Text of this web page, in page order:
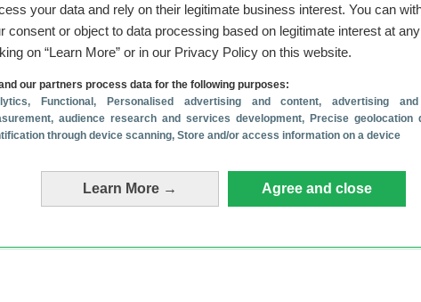
your data and rely on their legitimate business interest. You can
consent or object to data processing based on legitimate interest at
on “Learn More” or in our Privacy Policy on this website.
our partners process data for the following purposes:
, Functional, Personalised advertising and content, advertising
audience research and services development, Precise geolocation
through device scanning, Store and/or access information on a device
Learn More → Agree and close
traag? Probeer deze 4 tips! (4-8)
dit handige apparaatje tegelijk met Pixel 11’ (2-8)